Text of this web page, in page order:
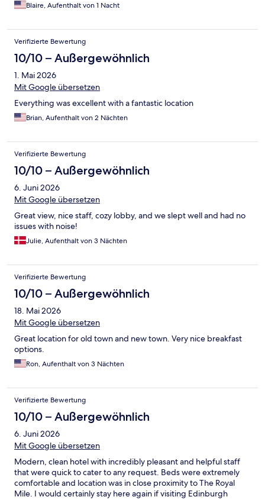
Blaire, Aufenthalt von 1 Nacht
Verifizierte Bewertung
10/10 – Außergewöhnlich
1. Mai 2026
Mit Google übersetzen
Everything was excellent with a fantastic location
Brian, Aufenthalt von 2 Nächten
Verifizierte Bewertung
10/10 – Außergewöhnlich
6. Juni 2026
Mit Google übersetzen
Great view, nice staff, cozy lobby, and we slept well and had no
issues with noise!
Julie, Aufenthalt von 3 Nächten
Verifizierte Bewertung
10/10 – Außergewöhnlich
18. Mai 2026
Mit Google übersetzen
Great location for old town and new town. Very nice breakfast
options.
Ron, Aufenthalt von 3 Nächten
Verifizierte Bewertung
10/10 – Außergewöhnlich
6. Juni 2026
Mit Google übersetzen
Modern, clean hotel with incredibly pleasant and helpful staff
that were quick to cater to any request. Beds were extremely
comfortable and location was in close proximity to The Royal
Mile. I would certainly stay here again if visiting Edinburgh